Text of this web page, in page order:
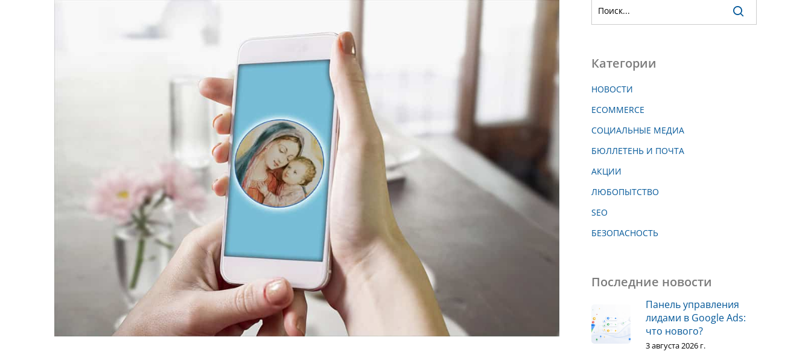
Категории
НОВОСТИ
ECOMMERCE
СОЦИАЛЬНЫЕ МЕДИА
БЮЛЛЕТЕНЬ И ПОЧТА
АКЦИИ
ЛЮБОПЫТСТВО
SEO
БЕЗОПАСНОСТЬ
Последние новости
Панель управления
лидами в Google Ads:
что нового?
3 августа 2026 г.